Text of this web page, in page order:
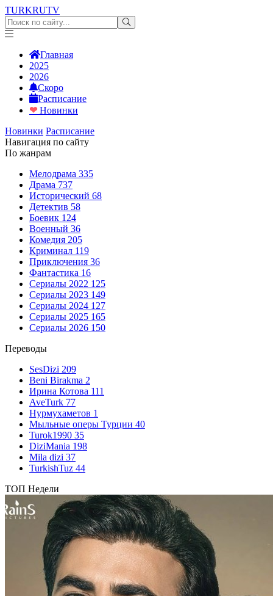
TURKRUTV
Главная
2025
2026
Скоро
Расписание
❤Новинки
Новинки Расписание
Навигация по сайту
По жанрам
Мелодрама 335
Драма 737
Исторический 68
Детектив 58
Боевик 124
Военный 36
Комедия 205
Криминал 119
Приключения 36
Фантастика 16
Сериалы 2022 125
Сериалы 2023 149
Сериалы 2024 127
Сериалы 2025 165
Сериалы 2026 150
Переводы
SesDizi 209
Beni Birakma 2
Ирина Котова 111
AveTurk 77
Нурмухаметов 1
Мыльные оперы Турции 40
Turok1990 35
DiziMania 198
Mila dizi 37
TurkishTuz 44
ТОП Недели